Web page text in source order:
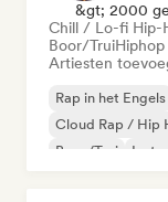
&gt; 2000
Chill / Lo-fi Hip-
Boor/TruiHiphop
Artiesten
Rap in het Engels
Cloud Rap / Hip
Boor/Trui